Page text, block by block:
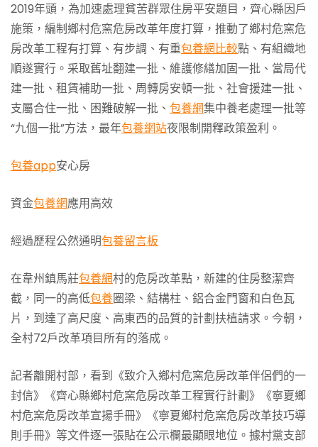
2019年頭，為加速處理貧苦群眾住房平安題目，齊心縣因戶
施策，編制鄉村危窯危房改革年度打算，推動了鄉村危窯危
房改革工程有打算、有步調、有重包養網比較點、有組織地
順遂實行。采取舊址翻建一批、維護修繕加固一批、當局代
建一批、租賃補助一批、周轉房安頓一批、社會援建一批、
支屬合住一批、困難破解一批、 包養網集中養老處理一批等
“九個一批”方法，最年包養網站夜限制開釋政策盈利。
包養app安心房
資金包養網應用高效
經過歷程公然通明包養留言板
在韋州鎮馬莊包養網村的危房改革點，新建的住房整潔齊
截，同一的高低包養圈梁、結構柱、鋁合金門窗和白色瓦
片，到達了高尺度、高東西的品質的計劃扶植請求。今朝，
全村72戶改革項目所有的落成。
記者離開村部，看到《致介入鄉村危窯危房改革伴侶們的一
封信》《齊心縣鄉村危窯危房改革工程實行計劃》《寧夏鄉
村危窯危房改革宣揚手冊》《寧夏鄉村危窯危房改革技巧導
則手冊》等文件逐一張貼在公示欄最顯眼地位。據村黨支部